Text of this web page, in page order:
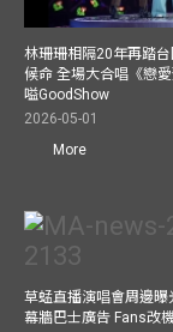
林珊珊相隔20年再踏
候命 全場大合唱《戀
嗌GoodShow
2026-05-01
More
草蜢直播演唱會周邊曝
幕牆巴士廣告 Fans改